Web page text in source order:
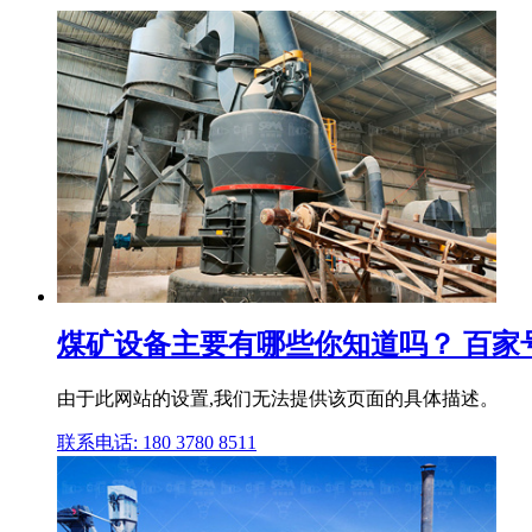
煤矿设备主要有哪些你知道吗？ 百家
由于此网站的设置,我们无法提供该页面的具体描述。
联系电话: 180 3780 8511